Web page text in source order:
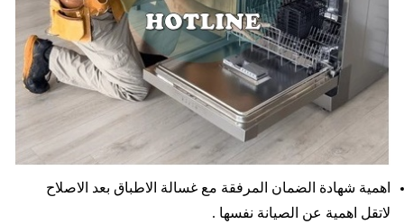
اهمية شهادة الضمان المرفقة مع غسالة الاطباق بعد الاصلاح
لاتقل اهمية عن الصيانة نفسها .